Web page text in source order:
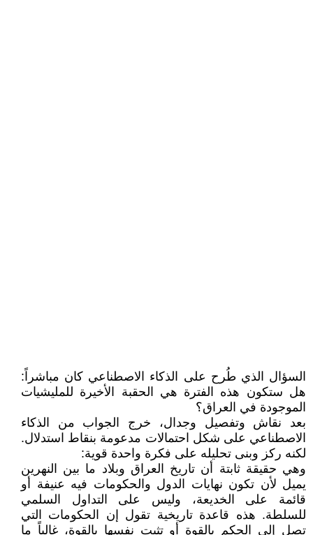
السؤال الذي طُرح على الذكاء الاصطناعي كان مباشراً:
هل ستكون هذه الفترة هي الحقبة الأخيرة للمليشيات
الموجودة في العراق؟
بعد نقاش وتفصيل وجدال، خرج الجواب من الذكاء
الاصطناعي على شكل احتمالات مدعومة بنقاط استدلال.
لكنه ركز وبنى تحليله على فكرة واحدة قوية:
وهي حقيقة ثابتة أن تاريخ العراق وبلاد ما بين النهرين
يميل لأن تكون نهايات الدول والحكومات فيه عنيفة أو
قائمة على الخديعة، وليس على التداول السلمي
للسلطة. هذه قاعدة تاريخية تقول إن الحكومات التي
تصل إلى الحكم بالقوة أو تثبت نفسها بالقوة، غالباً ما